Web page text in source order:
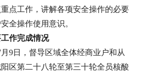
点工作，讲解各项安全操作的必要
全操作使用意识。
作完成情况
9日，督导区域全体经商业户和从
区第二十八轮至第三十轮全员核酸